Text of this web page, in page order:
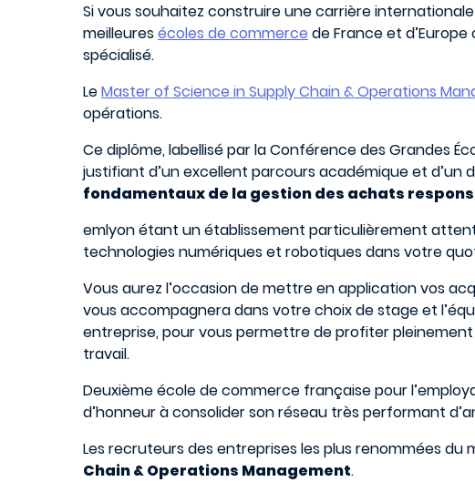
Si vous souhaitez construire une carrière
meilleuresécoles de commerce de France et
spécialisé.
LeMaster of Science in Supply Chain & Operations
opérations.
Ce diplôme, labellisé par la Conférence des Grandes
justifiant d’un excellent parcours académique et d’un
fondamentaux de la gestion des achats
emlyon étant un établissement particulièrement
technologies numériques et robotiques dans votre
Vous aurez l’occasion de mettre en application vos
vous accompagnera dans votre choix de stage et
entreprise, pour vous permettre de profiter
travail.
Deuxième école de commerce française pour
d’honneur à consolider son réseau très performant
Les recruteurs des entreprises les plus renommées
Chain & Operations Management.